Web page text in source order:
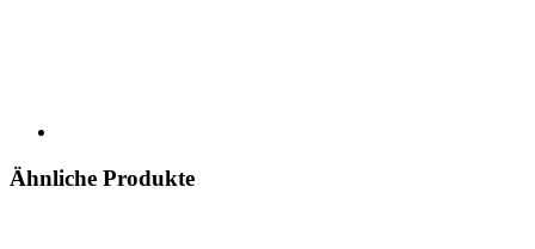
Ähnliche Produkte